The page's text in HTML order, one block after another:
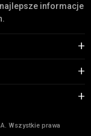
informacje
Wszystkie prawa